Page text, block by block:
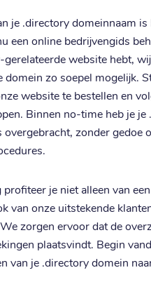
je .directory domeinnaam is
een online bedrijvengids
website hebt,
domein zo soepel mogelijk.
website te bestellen en
Binnen no-time heb je je
overgebracht, zonder gedoe
je niet alleen van
van onze uitstekende
zorgen ervoor dat de
plaatsvindt. Begin
van je .directory domein